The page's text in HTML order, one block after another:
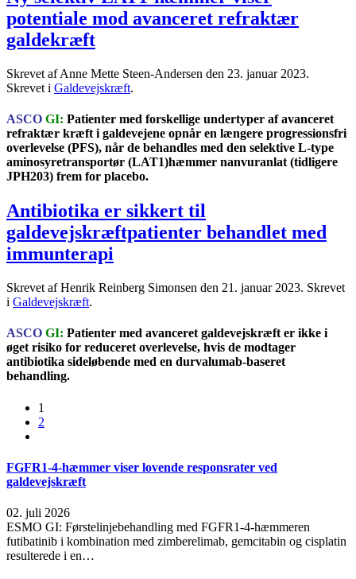
potentiale mod avanceret refraktær
galdekræft
Skrevet af Anne Mette Steen-Andersen den 23. januar 2023.
Skrevet i Galdevejskræft.
ASCO GI: Patienter med forskellige undertyper af avanceret
refraktær kræft i galdevejene opnår en længere progressionsfri
overlevelse (PFS), når de behandles med den selektive L-type
aminosyretransportør (LAT1)hæmmer nanvuranlat (tidligere
JPH203) frem for placebo.
Antibiotika er sikkert til
galdevejskræftpatienter behandlet med
immunterapi
Skrevet af Henrik Reinberg Simonsen den 21. januar 2023. Skrevet
i Galdevejskræft.
ASCO GI: Patienter med avanceret galdevejskræft er ikke i
øget risiko for reduceret overlevelse, hvis de modtager
antibiotika sideløbende med en durvalumab-baseret
behandling.
1
2
FGFR1-4-hæmmer viser lovende responsrater ved
galdevejskræft
02. juli 2026
ESMO GI: Førstelinjebehandling med FGFR1-4-hæmmeren
futibatinib i kombination med zimberelimab, gemcitabin og cisplatin
resulterede i en…